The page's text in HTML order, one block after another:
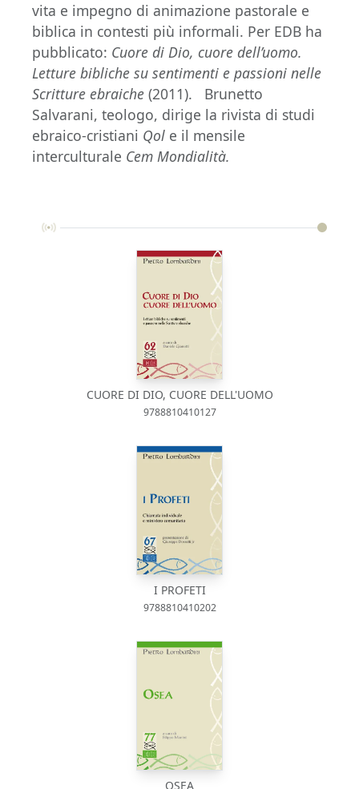
vita e impegno di animazione pastorale e
biblica in contesti più informali. Per EDB ha
pubblicato: Cuore di Dio, cuore dell’uomo.
Letture bibliche su sentimenti e passioni nelle
Scritture ebraiche (2011). Brunetto
Salvarani, teologo, dirige la rivista di studi
ebraico-cristiani Qol e il mensile
interculturale Cem Mondialità.
CUORE DI DIO, CUORE DELL'UOMO
9788810410127
I PROFETI
9788810410202
OSEA